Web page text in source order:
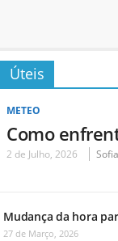
Úteis
METEO
Como
2 de Julho, 2026
Mudança da hora
27 de Março, 2026